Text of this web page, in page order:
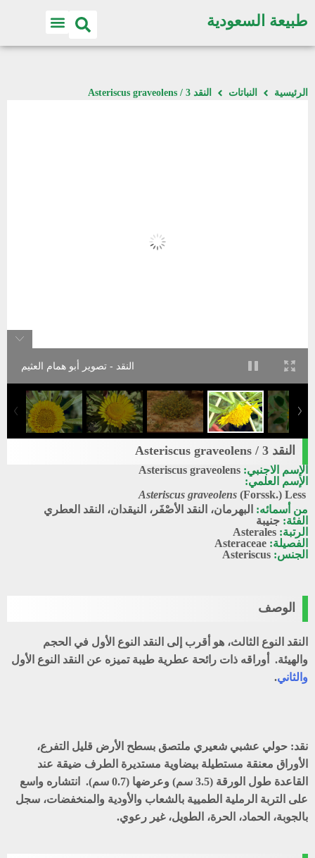
طبيعة السعودية
الرئيسية النباتات النقد 3 / Asteriscus graveolens
النقد - تصوير أبو همام العثيم
النقد 3 / Asteriscus graveolens
الإسم الاجنبي: Asteriscus graveolens
الإسم العلمي:
Asteriscus graveolens (Forssk.) Less
من أسمائه: البهرمان، النقد الأصْفَر، النيقدان، النقد العطري
الفئة: جنيبة
الرتبة: Asterales
الفصيلة: Asteraceae
الجنس: Asteriscus
الوصف
النقد النوع الثالث، هو أقرب إلى النقد النوع الأول في الحجم
والهيئة. أوراقه ذات رائحة عطرية طيبة تميزه عن النقد النوع الأول
والثاني.
نقد: حولي عشبي شعيري ملتصق بسطح الأرض قليل التفرع،
الأوراق معنقة مستطيلة بيضاوية مستديرة الطرف ضيقة عند
القاعدة طول الورقة (3.5 سم) وعرضها (0.7 سم). انتشاره واسع
على التربة الرملية الطميية بالشعاب والأودية والمنخفضات، سجل
بالجوبة، الحماد، الحرة، الطويل، غير رعوي.